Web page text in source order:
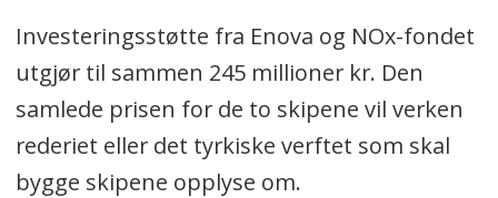
Investeringsstøtte fra Enova og NOx-fondet
utgjør til sammen 245 millioner kr. Den
samlede prisen for de to skipene vil verken
rederiet eller det tyrkiske verftet som skal
bygge skipene opplyse om.